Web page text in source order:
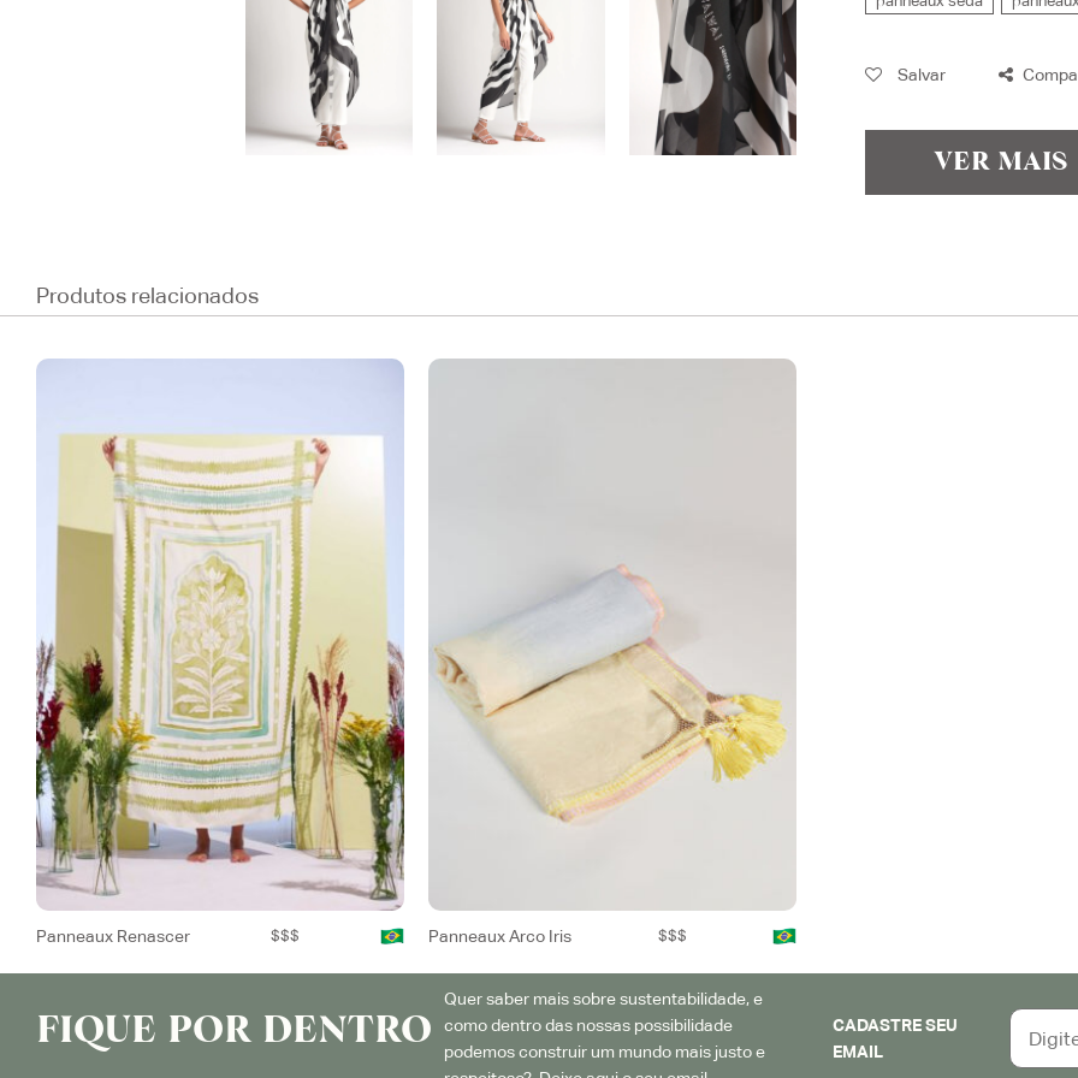
Salvar
VER MAIS
Produtos relacionados
Panneaux Renascer $$$ Panneaux Arco Iris $$$
FIQUE POR DENTRO
Quer saber mais sobre sustentabilidade, e
como dentro das nossas possibilidade
podemos construir um mundo mais justo e
CADASTRE SEU
EMAIL